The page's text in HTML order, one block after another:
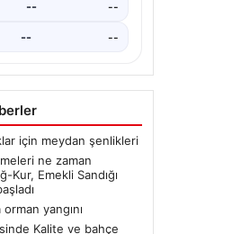
-- --
-- --
için meydan şenlikleri
ne zaman
Kur, Emekli Sandığı
yangını
Kalite ve bahçe